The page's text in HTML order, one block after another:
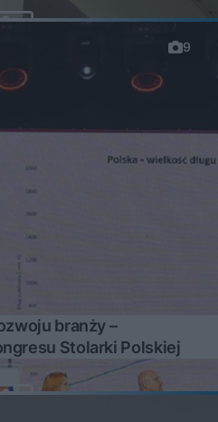
9
branży –
Stolarki Polskiej